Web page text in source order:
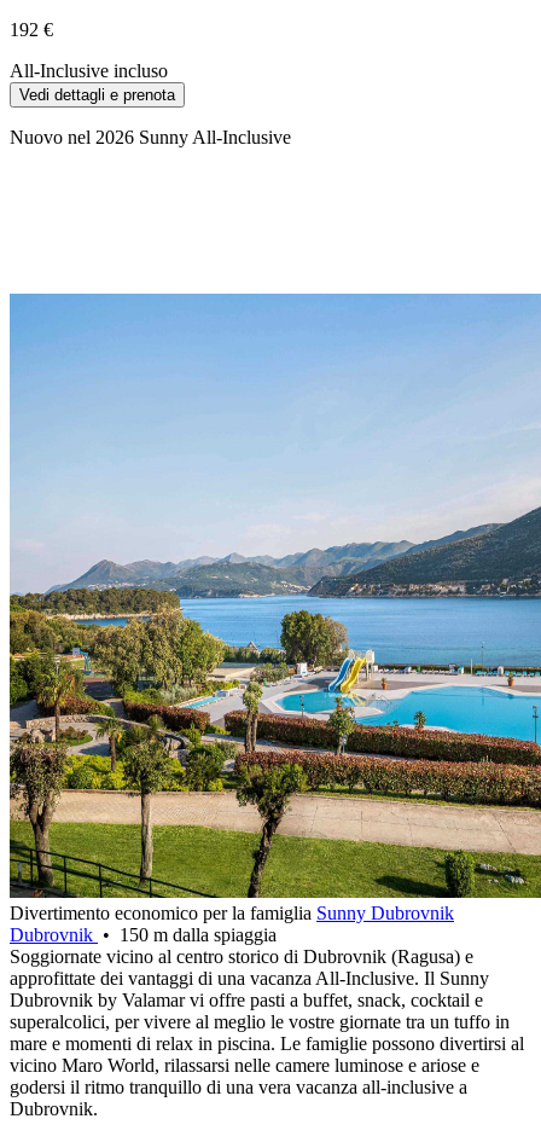
192 €
All-Inclusive incluso
Vedi dettagli e prenota
Nuovo nel 2026 Sunny All-Inclusive
Divertimento economico per la famiglia Sunny Dubrovnik
Dubrovnik • 150 m dalla spiaggia
Soggiornate vicino al centro storico di Dubrovnik (Ragusa) e
approfittate dei vantaggi di una vacanza All-Inclusive. Il Sunny
Dubrovnik by Valamar vi offre pasti a buffet, snack, cocktail e
superalcolici, per vivere al meglio le vostre giornate tra un tuffo in
mare e momenti di relax in piscina. Le famiglie possono divertirsi al
vicino Maro World, rilassarsi nelle camere luminose e ariose e
godersi il ritmo tranquillo di una vera vacanza all-inclusive a
Dubrovnik.